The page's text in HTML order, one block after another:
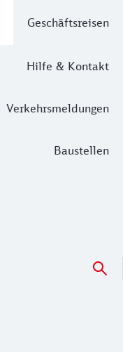
Geschäftsreisen
Hilfe & Kontakt
Verkehrsmeldungen
Baustellen